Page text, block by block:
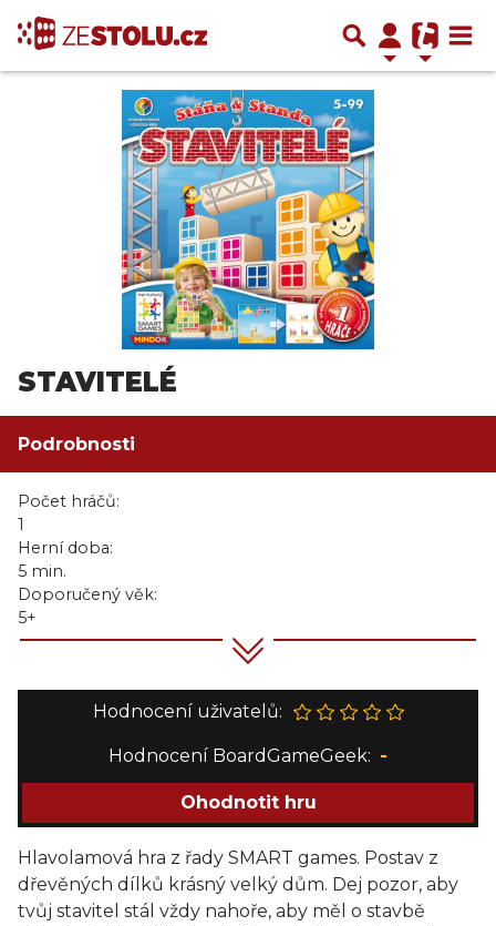
STAVITELÉ
Podrobnosti
Počet hráčů:
1
Herní doba:
5 min.
Doporučený věk:
5+
Hodnocení uživatelů:
Hodnocení BoardGameGeek: -
Ohodnotit hru
Hlavolamová hra z řady SMART games. Postav z
dřevěných dílků krásný velký dům. Dej pozor, aby
tvůj stavitel stál vždy nahoře, aby měl o stavbě